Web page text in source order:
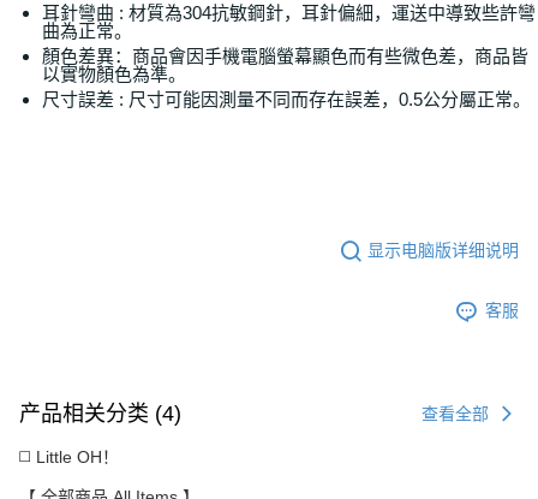
耳針彎曲 : 材質為304抗敏鋼針，耳針偏細，運送中導致些許彎
曲為正常。
顏色差異：商品會因手機電腦螢幕顯色而有些微色差，商品皆
以實物顏色為準。
尺寸誤差 : 尺寸可能因測量不同而存在誤差，0.5公分屬正常。
显示电脑版详细说明
客服
产品相关分类 (4) 查看全部
◻️ Little OH！